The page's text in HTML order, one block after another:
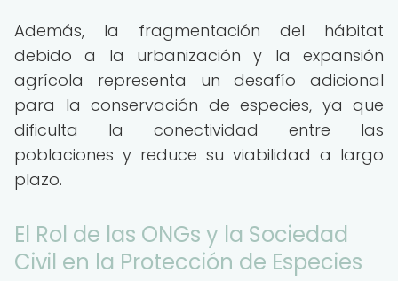
Además, la fragmentación del hábitat
debido a la urbanización y la expansión
agrícola representa un desafío adicional
para la conservación de especies, ya que
dificulta la conectividad entre las
poblaciones y reduce su viabilidad a largo
plazo.
El Rol de las ONGs y la Sociedad
Civil en la Protección de Especies